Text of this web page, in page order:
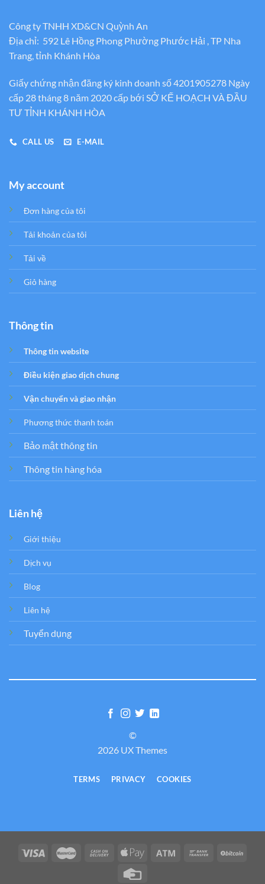
Công ty TNHH XD&CN Quỳnh An
Địa chỉ: 592 Lê Hồng Phong Phường Phước Hải , TP Nha
Trang, tỉnh Khánh Hòa
Giấy chứng nhận đăng ký kinh doanh số 4201905278 Ngày
cấp 28 tháng 8 năm 2020 cấp bới SỞ KẾ HOẠCH VÀ ĐẦU
TƯ TỈNH KHÁNH HÒA
CALL US E-MAIL
My account
Đơn hàng của tôi
Tải khoản của tôi
Tải về
Giỏ hàng
Thông tin
Thông tin website
Điều kiện giao dịch chung
Vận chuyển và giao nhận
Phương thức thanh toán
Bảo mật thông tin
Thông tin hàng hóa
Liên hệ
Giới thiệu
Dịch vụ
Blog
Liên hệ
Tuyển dụng
©
2026 UX Themes
TERMS PRIVACY COOKIES